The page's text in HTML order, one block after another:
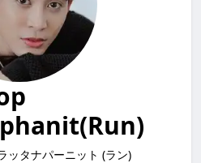
ッタナパーニット (ラン)